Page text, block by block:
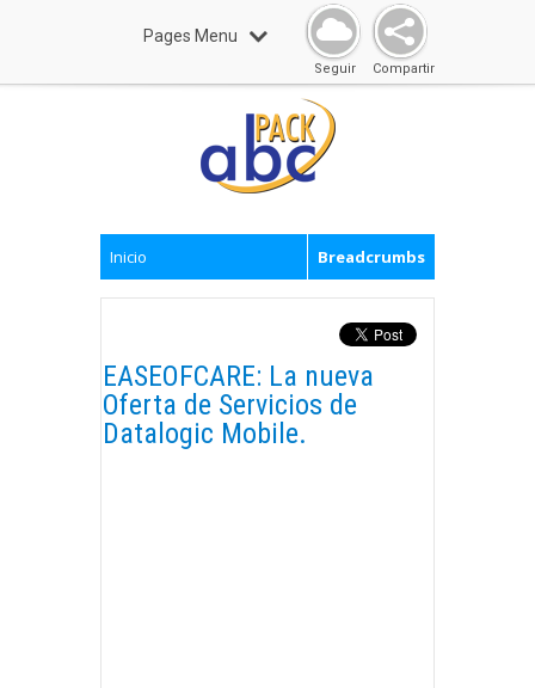
Pages Menu
Compartir
Seguir
Inicio Breadcrumbs
EASEOFCARE: La nueva
Oferta de Servicios de
Datalogic Mobile.